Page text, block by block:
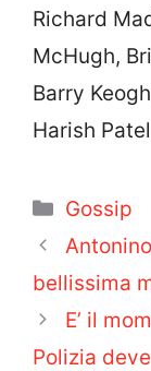
Richard
McHugh,
Barry
Harish
Categorie
Gossip
bellissima
E’ il
Polizia